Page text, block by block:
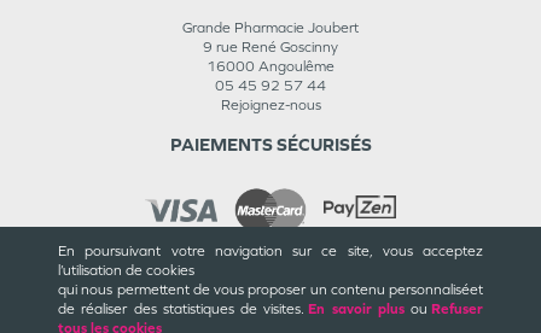
En poursuivant votre navigation sur ce site, vous acceptez
l’utilisation de cookies
qui nous permettent de vous proposer un contenu personnaliséet
de réaliser des statistiques de visites. En savoir plusou Refuser
tous les cookies
Grande Pharmacie Joubert
9 rue René Goscinny
16000 Angoulême
05 45 92 57 44
Rejoignez-nous
CGU / CGV
PAIEMENTS SÉCURISÉS